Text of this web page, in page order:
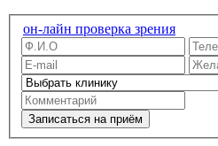
он-лайн проверка зрения
Записаться на приём